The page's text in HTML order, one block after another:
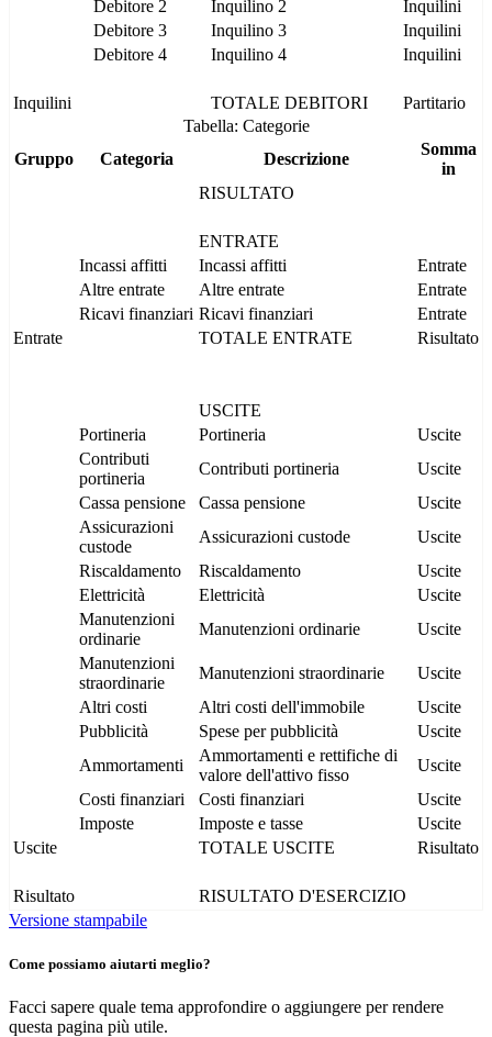
Debitore 2 Inquilino 2
Inquilini
Debitore 3
Inquilino 3
Inquilini
Debitore 4
Inquilino 4 Inquilini
Inquilini TOTALE DEBITORI
Partitario
Tabella: Categorie
Gruppo
Categoria Descrizione
Somma
in
RISULTATO
ENTRATE
Incassi affitti
Incassi affitti
Entrate
Altre entrate
Altre entrate
Entrate
Ricavi finanziari Ricavi finanziari
Entrate
Entrate
TOTALE ENTRATE Risultato
USCITE
Portineria
Portineria
Uscite
Contributi
portineria
Contributi portineria
Uscite
Cassa pensione
Cassa pensione
Uscite
Assicurazioni
custode
Assicurazioni custode
Uscite
Riscaldamento
Riscaldamento
Uscite
Elettricità
Elettricità
Uscite
Manutenzioni
ordinarie
Manutenzioni ordinarie
Uscite
Manutenzioni
straordinarie
Manutenzioni straordinarie
Uscite
Altri costi
Altri costi dell'immobile
Uscite
Pubblicità
Spese per pubblicità
Uscite
Ammortamenti
Ammortamenti e rettifiche di
valore dell'attivo fisso
Uscite
Costi finanziari
Costi finanziari
Uscite
Imposte
Imposte e tasse
Uscite
Uscite
TOTALE USCITE Risultato
Risultato
RISULTATO D'ESERCIZIO
Versione stampabile
Come possiamo aiutarti meglio?
Facci sapere quale tema approfondire o aggiungere per rendere
questa pagina più utile.